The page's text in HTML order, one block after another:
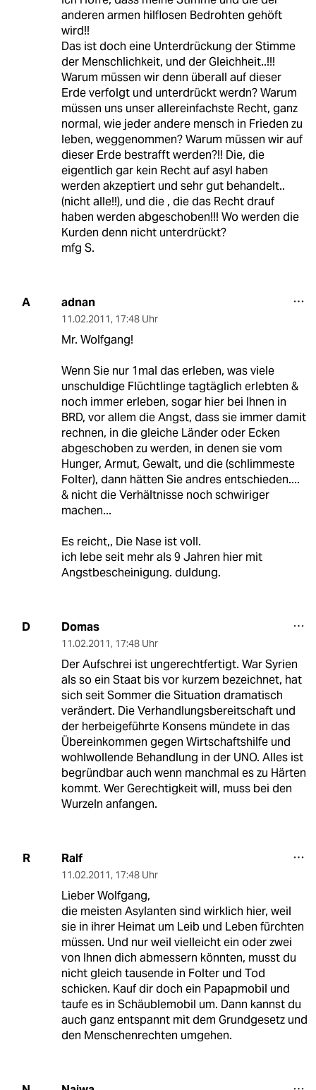
anderen armen hilflosen Bedrohten gehöft
wird!!
Das ist doch eine Unterdrückung der Stimme
der Menschlichkeit, und der Gleichheit..!!!
Warum müssen wir denn überall auf dieser
Erde verfolgt und unterdrückt werdn? Warum
müssen uns unser allereinfachste Recht, ganz
normal, wie jeder andere mensch in Frieden zu
leben, weggenommen? Warum müssen wir auf
dieser Erde bestrafft werden?!! Die, die
eigentlich gar kein Recht auf asyl haben
werden akzeptiert und sehr gut behandelt..
(nicht alle!!), und die , die das Recht drauf
haben werden abgeschoben!!! Wo werden die
Kurden denn nicht unterdrückt?
mfg S.
A adnan
11.02.2011, 17:48 Uhr
Mr. Wolfgang!
Wenn Sie nur 1mal das erleben, was viele
unschuldige Flüchtlinge tagtäglich erlebten &
noch immer erleben, sogar hier bei Ihnen in
BRD, vor allem die Angst, dass sie immer damit
rechnen, in die gleiche Länder oder Ecken
abgeschoben zu werden, in denen sie vom
Hunger, Armut, Gewalt, und die (schlimmeste
Folter), dann hätten Sie andres entschieden....
& nicht die Verhältnisse noch schwiriger
machen...
Es reicht,, Die Nase ist voll.
ich lebe seit mehr als 9 Jahren hier mit
Angstbescheinigung. duldung.
D Domas
11.02.2011, 17:48 Uhr
Der Aufschrei ist ungerechtfertigt. War Syrien
als so ein Staat bis vor kurzem bezeichnet, hat
sich seit Sommer die Situation dramatisch
verändert. Die Verhandlungsbereitschaft und
der herbeigeführte Konsens mündete in das
Übereinkommen gegen Wirtschaftshilfe und
wohlwollende Behandlung in der UNO. Alles ist
begründbar auch wenn manchmal es zu Härten
kommt. Wer Gerechtigkeit will, muss bei den
Wurzeln anfangen.
R Ralf
11.02.2011, 17:48 Uhr
Lieber Wolfgang,
die meisten Asylanten sind wirklich hier, weil
sie in ihrer Heimat um Leib und Leben fürchten
müssen. Und nur weil vielleicht ein oder zwei
von Ihnen dich abmessern könnten, musst du
nicht gleich tausende in Folter und Tod
schicken. Kauf dir doch ein Papapmobil und
taufe es in Schäublemobil um. Dann kannst du
auch ganz entspannt mit dem Grundgesetz und
den Menschenrechten umgehen.